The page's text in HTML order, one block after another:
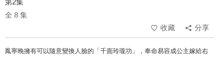
第2集
全 8 集
收藏
分享
鳳寧晚擁有可以隨意變換人臉的「千面玲瓏功」，奉命易容成公主嫁給右